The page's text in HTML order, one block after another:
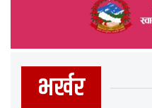
भर्खर